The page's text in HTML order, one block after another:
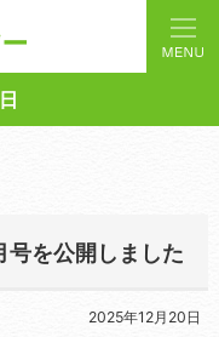
ご案内しています。
号を公開しました
2025年12月20日